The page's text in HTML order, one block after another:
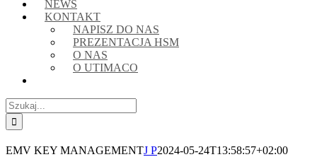
NEWS
KONTAKT
NAPISZ DO NAS
PREZENTACJA HSM
O NAS
O UTIMACO
Szukaj
EMV KEY MANAGEMENTJ P2024-05-24T13:58:57+02:00